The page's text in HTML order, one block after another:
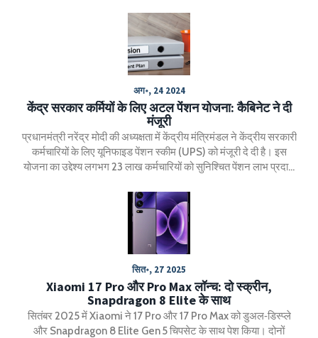
अग॰, 24 2024
केंद्र सरकार कर्मियों के लिए अटल पेंशन योजना: कैबिनेट ने दी
मंजूरी
प्रधानमंत्री नरेंद्र मोदी की अध्यक्षता में केंद्रीय मंत्रिमंडल ने केंद्रीय सरकारी
कर्मचारियों के लिए यूनिफाइड पेंशन स्कीम (UPS) को मंजूरी दे दी है। इस
योजना का उद्देश्य लगभग 23 लाख कर्मचारियों को सुनिश्चित पेंशन लाभ प्रदान
पेंशन प्रणाली के सब्सक्राइबर्स को भी शामिल किया जाएगा।
सित॰, 27 2025
Xiaomi 17 Pro और Pro Max लॉन्च: दो स्क्रीन,
Snapdragon 8 Elite के साथ
सितंबर 2025 में Xiaomi ने 17 Pro और 17 Pro Max को डुअल‑डिस्प्ले
और Snapdragon 8 Elite Gen 5 चिपसेट के साथ पेश किया। दोनों